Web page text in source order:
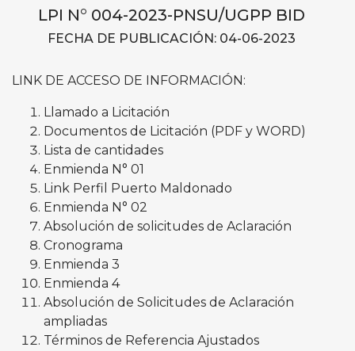
LPI N° 004-2023-PNSU/UGPP BID
FECHA DE PUBLICACIÓN: 04-06-2023
LINK DE ACCESO DE INFORMACIÓN:
Llamado a Licitación
Documentos de Licitación (PDF y WORD)
Lista de cantidades
Enmienda N° 01
Link Perfil Puerto Maldonado
Enmienda N° 02
Absolución de solicitudes de Aclaración
Cronograma
Enmienda 3
Enmienda 4
Absolución de Solicitudes de Aclaración
ampliadas
Términos de Referencia Ajustados